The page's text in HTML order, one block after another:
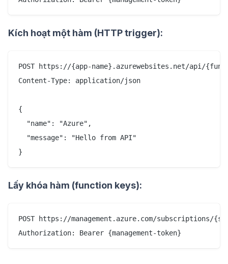
Kích hoạt một hàm (HTTP trigger):
POST https://{app-name}.azurewebsites.net/api/
Content-Type: application/json
{
  "name": "Azure",
  "message": "Hello from API"
Lấy khóa hàm (function keys):
POST https://management.azure.com/